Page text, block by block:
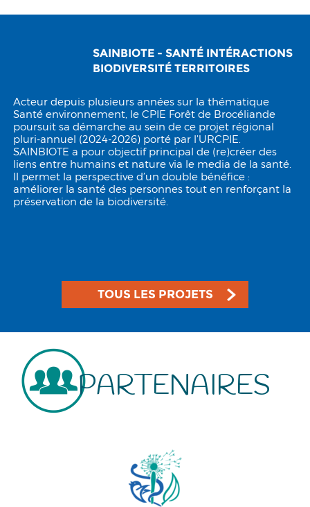
SAINBIOTE - SANTÉ INTÉRACTIONS
BIODIVERSITÉ TERRITOIRES
Acteur depuis plusieurs années sur la thématique
Santé environnement, le CPIE Forêt de Brocéliande
poursuit sa démarche au sein de ce projet régional
pluri-annuel (2024-2026) porté par l’URCPIE.
SAINBIOTE a pour objectif principal de (re)créer des
liens entre humains et nature via le media de la santé.
Il permet la perspective d’un double bénéfice :
améliorer la santé des personnes tout en renforçant la
préservation de la biodiversité.
TOUS LES PROJETS
PARTENAIRES